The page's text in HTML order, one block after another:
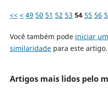
<< < 49 50 51 52 53 54 55 56
Você também pode iniciar
similaridadepara este artigo.
Artigos mais lidos pelo